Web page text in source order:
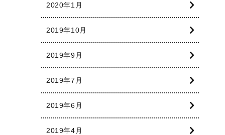
2020年1月
2019年10月
2019年9月
2019年7月
2019年6月
2019年4月